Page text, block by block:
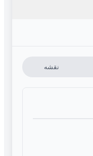
نقشه